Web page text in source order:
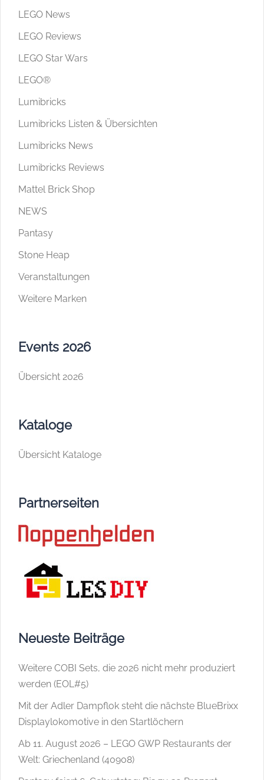
LEGO News
LEGO Reviews
LEGO Star Wars
LEGO®
Lumibricks
Lumibricks Listen & Übersichten
Lumibricks News
Lumibricks Reviews
Mattel Brick Shop
NEWS
Pantasy
Stone Heap
Veranstaltungen
Weitere Marken
Events 2026
Übersicht 2026
Kataloge
Übersicht Kataloge
Partnerseiten
Neueste Beiträge
Weitere COBI Sets, die 2026 nicht mehr produziert
werden (EOL#5)
Mit der Adler Dampflok steht die nächste BlueBrixx
Displaylokomotive in den Startlöchern
Ab 11. August 2026 – LEGO GWP Restaurants der
Welt: Griechenland (40908)